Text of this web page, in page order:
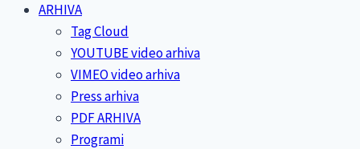
ARHIVA
Tag Cloud
YOUTUBE video arhiva
VIMEO video arhiva
Press arhiva
PDF ARHIVA
Programi